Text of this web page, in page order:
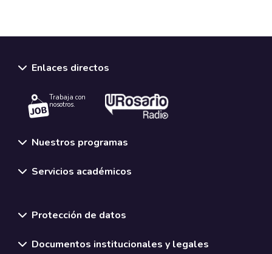
Enlaces directos
Trabaja con
nosotros.
Nuestros programas
Servicios académicos
Protección de datos
Documentos institucionales y legales